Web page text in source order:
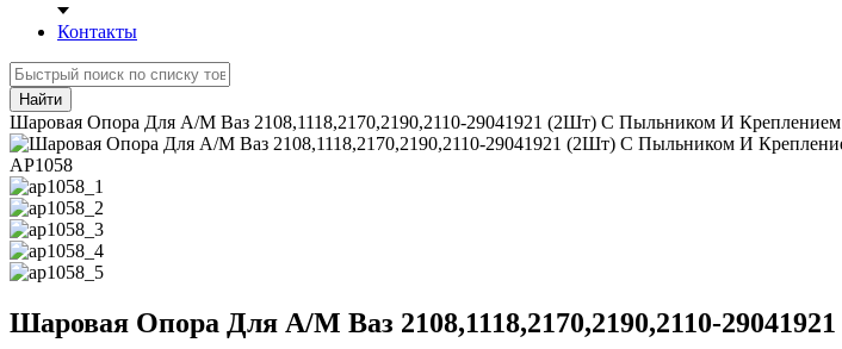
Контакты
Найти
Шаровая Опора Для А/М Ваз 2108,1118,2170,2190,2110-29041921 (2Шт) С Пыльником И
АР1058
Шаровая Опора Для А/М Ваз 2108,1118,2170,2190,2110-